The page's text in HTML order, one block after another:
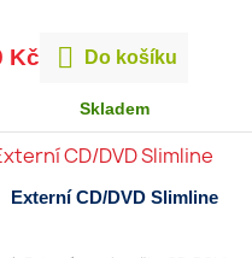
Kč  Do košíku
Skladem
Externí CD/DVD Slimline